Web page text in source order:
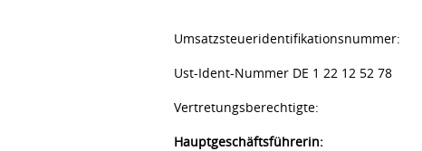
Umsatzsteueridentifikationsnummer:
Ust-Ident-Nummer DE 1 22 12 52 78
Vertretungsberechtigte:
Hauptgeschäftsführerin: